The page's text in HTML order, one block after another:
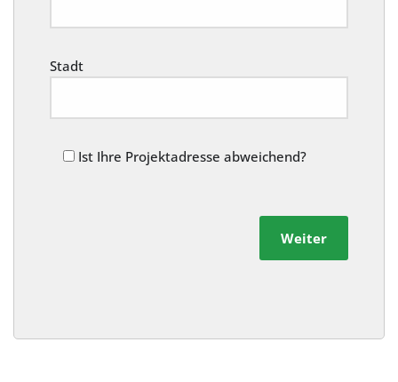
Stadt
Ist Ihre Projektadresse abweichend?
Weiter
Alternative: